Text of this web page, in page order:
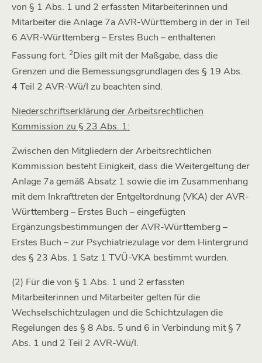
von § 1 Abs. 1 und 2 erfassten Mitarbeiterinnen und
Mitarbeiter die Anlage 7a AVR-Württemberg in der in Teil
6 AVR-Württemberg – Erstes Buch – enthaltenen
Fassung fort. 2Dies gilt mit der Maßgabe, dass die
Grenzen und die Bemessungsgrundlagen des § 19 Abs.
4 Teil 2 AVR-Wü/I zu beachten sind.
Niederschriftserklärung der Arbeitsrechtlichen
Kommission zu § 23 Abs. 1:
Zwischen den Mitgliedern der Arbeitsrechtlichen
Kommission besteht Einigkeit, dass die Weitergeltung der
Anlage 7a gemäß Absatz 1 sowie die im Zusammenhang
mit dem Inkrafttreten der Entgeltordnung (VKA) der AVR-
Württemberg – Erstes Buch – eingefügten
Ergänzungsbestimmungen der AVR-Württemberg –
Erstes Buch – zur Psychiatriezulage vor dem Hintergrund
des § 23 Abs. 1 Satz 1 TVÜ-VKA bestimmt wurden.
(2) Für die von § 1 Abs. 1 und 2 erfassten
Mitarbeiterinnen und Mitarbeiter gelten für die
Wechselschichtzulagen und die Schichtzulagen die
Regelungen des § 8 Abs. 5 und 6 in Verbindung mit § 7
Abs. 1 und 2 Teil 2 AVR-Wü/I.